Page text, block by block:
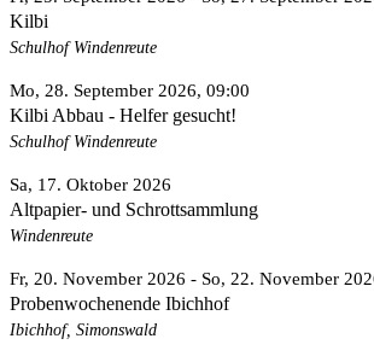
Kilbi
Schulhof Windenreute
Mo, 28. September 2026, 09:00
Kilbi Abbau - Helfer gesucht!
Schulhof Windenreute
Sa, 17. Oktober 2026
Altpapier- und Schrottsammlung
Windenreute
Fr, 20. November 2026 - So, 22. November
Probenwochenende Ibichhof
Ibichhof, Simonswald